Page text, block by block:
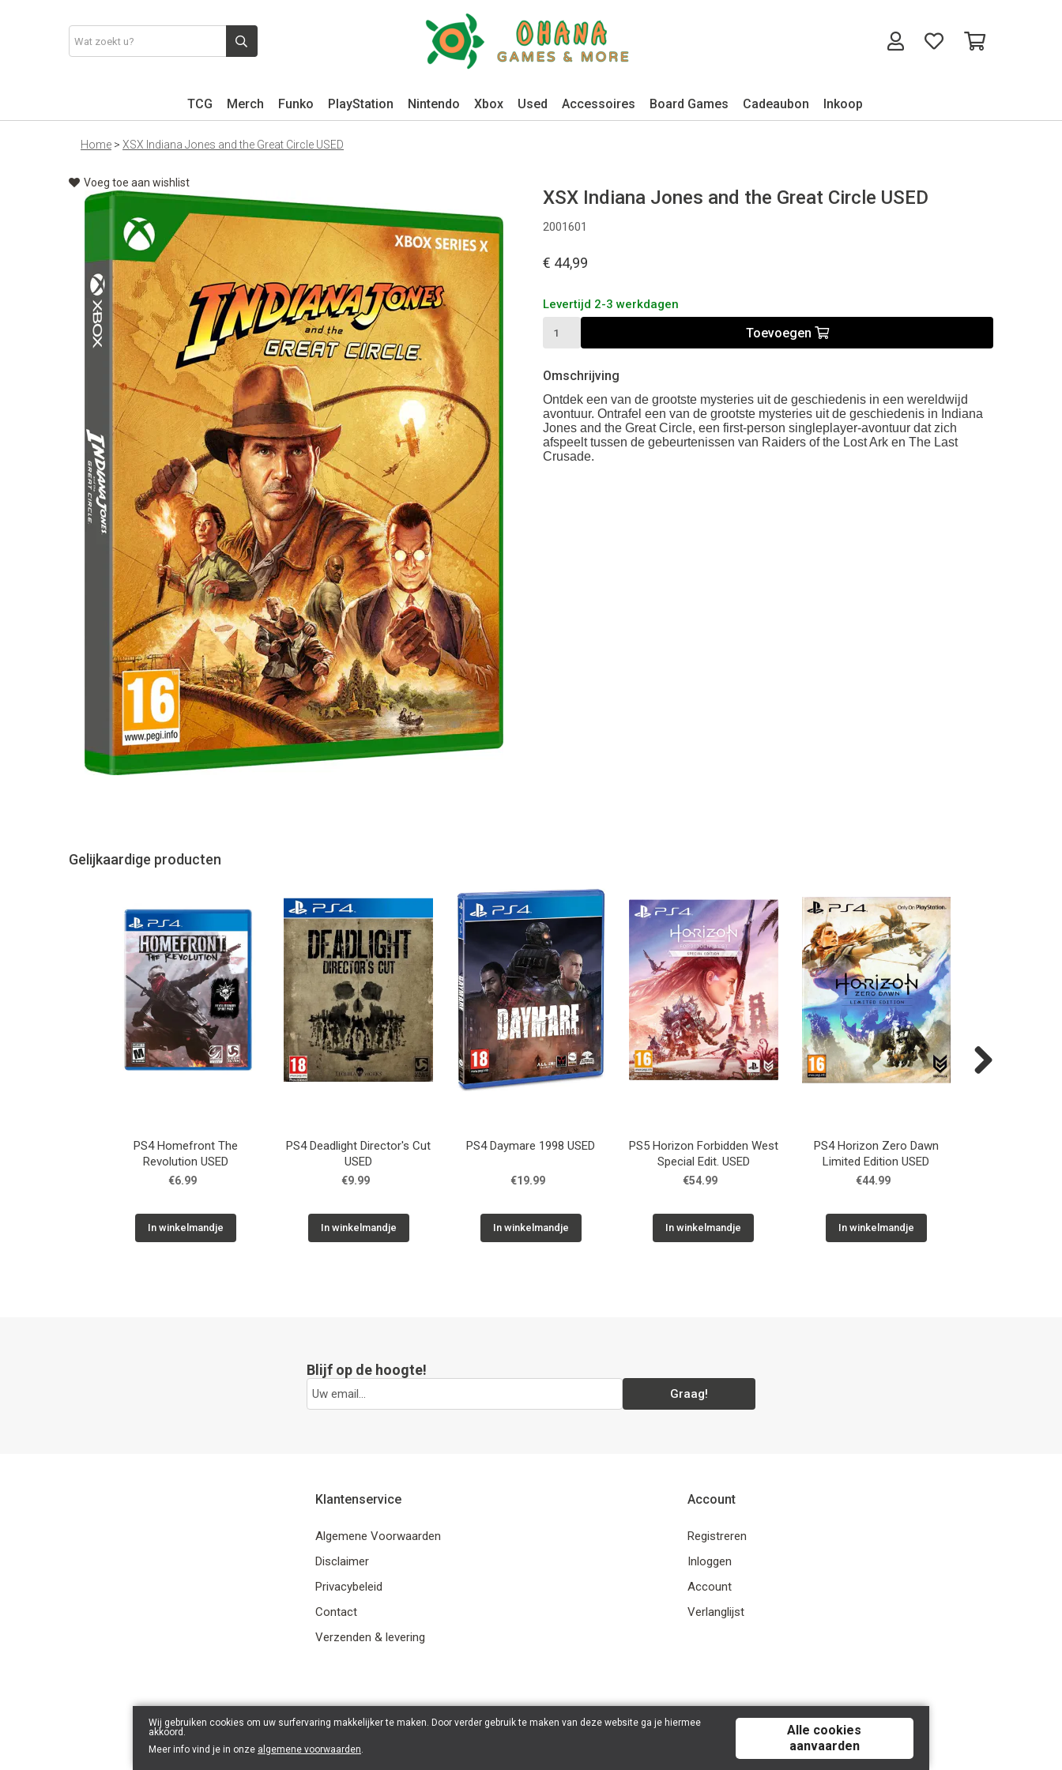
TCG Merch Funko PlayStation Nintendo Xbox Used Accessoires Board Games Cadeaubon Inkoop
Home > XSX Indiana Jones and the Great Circle USED
Voeg toe aan wishlist
XSX Indiana Jones and the Great Circle USED
2001601
€ 44,99
Levertijd 2-3 werkdagen
Toevoegen
Omschrijving
Ontdek een van de grootste mysteries uit de geschiedenis in een wereldwijd
avontuur. Ontrafel een van de grootste mysteries uit de geschiedenis in Indiana
Jones and the Great Circle, een first-person singleplayer-avontuur dat zich
afspeelt tussen de gebeurtenissen van Raiders of the Lost Ark en The Last
Crusade.
Gelijkaardige producten
PS4 Homefront The
Revolution USED
€6.99
In winkelmandje
PS4 Deadlight Director's Cut
USED
€9.99
In winkelmandje
PS4 Daymare 1998 USED
€19.99
In winkelmandje
PS5 Horizon Forbidden West
Special Edit. USED
€54.99
In winkelmandje
PS4 Horizon Zero Dawn
Limited Edition USED
€44.99
In winkelmandje
Blijf op de hoogte!
Graag!
Klantenservice
Algemene Voorwaarden
Disclaimer
Privacybeleid
Contact
Verzenden & levering
Account
Registreren
Inloggen
Account
Verlanglijst
Wij gebruiken cookies om uw surfervaring makkelijker te maken. Door verder gebruik te maken van deze website ga je hiermee
akkoord.
Meer info vind je in onze algemene voorwaarden.
Alle cookies
aanvaarden